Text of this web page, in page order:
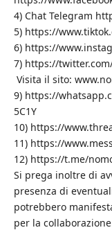
4) Chat Telegram
5) https://
6) https://
7) https://
Visita il sito:
9) https://
5C1Y
10) https://
11) https://
12) https://t.me/
Si prega inoltre di
presenza di
potrebbero
per la